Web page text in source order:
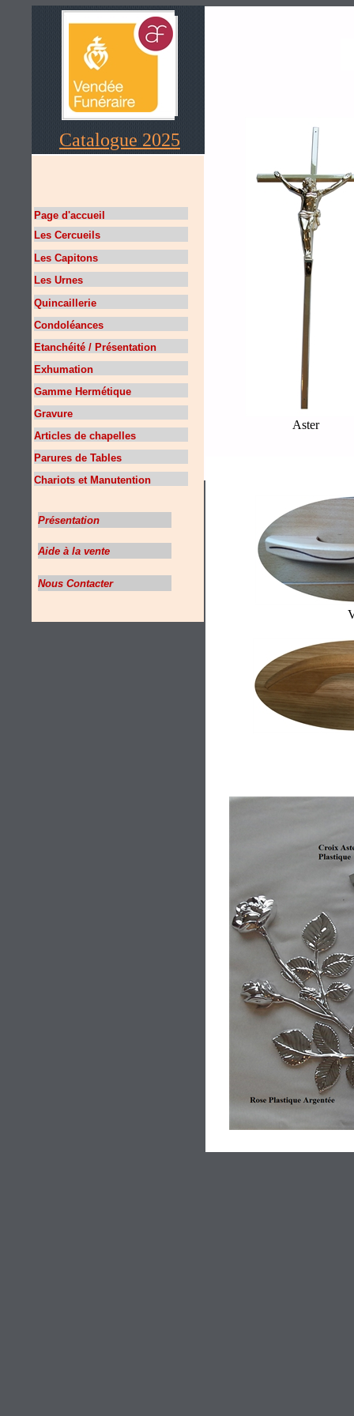
Catalogue 2025
Page d'accueil
Les Cercueils
Les Capitons
Les Urnes
Quincaillerie
Condoléances
Etanchéité / Présentation
Exhumation
Gamme Hermétique
Gravure
Aster
Chariots et Manutention
Présentation
Aide à la vente
Nous Contacter
Articles de chapelles
Parures de Tables